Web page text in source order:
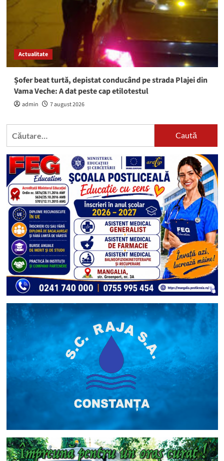
Actualitate
Șofer beat turtă, depistat conducând pe strada Plajei din
Vama Veche: A dat peste cap etilotestul
admin 7 august 2026
Caută